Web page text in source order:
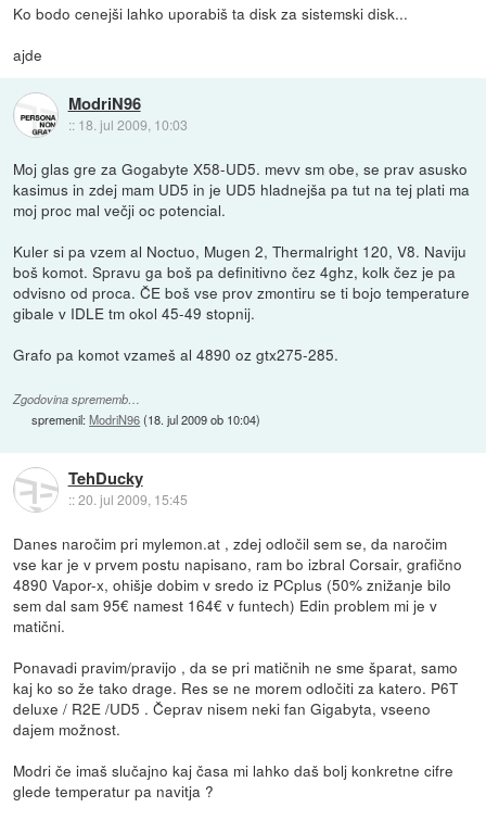
Ko bodo cenejši lahko uporabiš ta disk za sistemski disk...
ajde
ModriN96
:: 18. jul 2009, 10:03
Moj glas gre za Gogabyte X58-UD5. mevv sm obe, se prav asusko
kasimus in zdej mam UD5 in je UD5 hladnejša pa tut na tej plati ma
moj proc mal večji oc potencial.
Kuler si pa vzem al Noctuo, Mugen 2, Thermalright 120, V8. Naviju
boš komot. Spravu ga boš pa definitivno čez 4ghz, kolk čez je pa
odvisno od proca. ČE boš vse prov zmontiru se ti bojo temperature
gibale v IDLE tm okol 45-49 stopnij.
Grafo pa komot vzameš al 4890 oz gtx275-285.
Zgodovina sprememb…
spremenil:ModriN96(18. jul 2009 ob 10:04)
TehDucky
::20. jul 2009, 15:45
Danes naročim pri mylemon.at , zdej odločil sem se, da naročim
vse kar je v prvem postu napisano, ram bo izbral Corsair, grafično
4890 Vapor-x, ohišje dobim v sredo iz PCplus (50% znižanje bilo
sem dal sam 95€ namest 164€ v funtech) Edin problem mi je v
matični.
Ponavadi pravim/pravijo , da se pri matičnih ne sme šparat, samo
kaj ko so že tako drage. Res se ne morem odločiti za katero. P6T
deluxe / R2E /UD5 . Čeprav nisem neki fan Gigabyta, vseeno
dajem možnost.
Modri če imaš slučajno kaj časa mi lahko daš bolj konkretne cifre
glede temperatur pa navitja ?